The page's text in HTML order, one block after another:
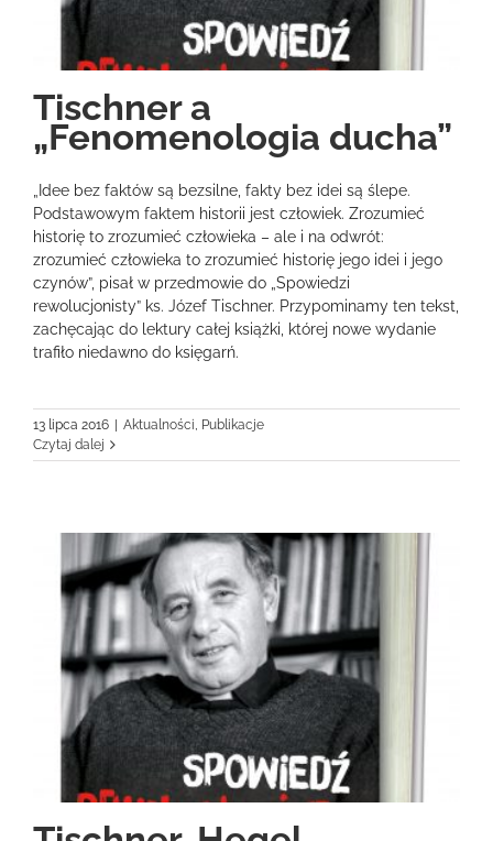
Tischner a
„Fenomenologia ducha”
„Idee bez faktów są bezsilne, fakty bez idei są ślepe.
Podstawowym faktem historii jest człowiek. Zrozumieć
historię to zrozumieć człowieka – ale i na odwrót:
zrozumieć człowieka to zrozumieć historię jego idei i jego
czynów”, pisał w przedmowie do „Spowiedzi
rewolucjonisty” ks. Józef Tischner. Przypominamy ten tekst,
zachęcając do lektury całej książki, której nowe wydanie
trafiło niedawno do księgarń.
13 lipca 2016 | Aktualności, Publikacje
Czytaj dalej